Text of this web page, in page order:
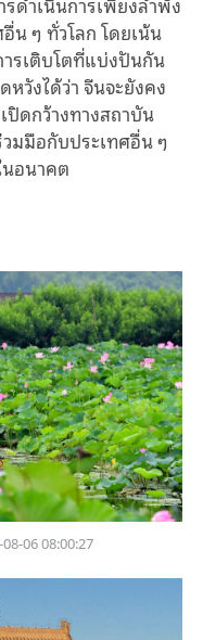
น ๆ ทั่วโลก โดยเน้น
รเติบโตที่แบ่งปันกัน
หวังได้ว่า จีนจะยังคง
ดกว้างทางสถาบัน
มมือกับประเทศอื่น ๆ
นอนาคต
06 08:00:27